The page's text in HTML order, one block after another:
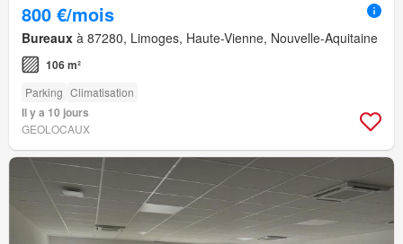
800 €/mois
Bureaux à 87280, Limoges, Haute-Vienne, Nouvelle-Aquitaine
106 m²
Parking Climatisation
Il y a 10 jours
GEOLOCAUX